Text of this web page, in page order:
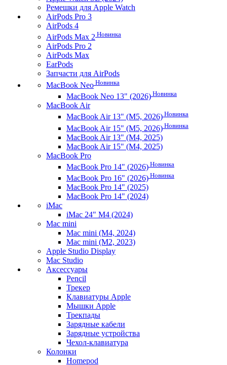
Ремешки для Apple Watch
AirPods Pro 3
AirPods 4
AirPods Max 2 Новинка
AirPods Pro 2
AirPods Max
EarPods
Запчасти для AirPods
MacBook Neo Новинка
MacBook Neo 13" (2026) Новинка
MacBook Air
MacBook Air 13" (M5, 2026) Новинка
MacBook Air 15" (M5, 2026) Новинка
MacBook Air 13" (M4, 2025)
MacBook Air 15" (M4, 2025)
MacBook Pro
MacBook Pro 14" (2026) Новинка
MacBook Pro 16" (2026) Новинка
MacBook Pro 14" (2025)
MacBook Pro 14" (2024)
iMac
iMac 24" M4 (2024)
Mac mini
Mac mini (M4, 2024)
Mac mini (M2, 2023)
Apple Studio Display
Mac Studio
Аксессуары
Pencil
Трекер
Клавиатуры Apple
Мышки Apple
Трекпады
Зарядные кабели
Зарядные устройства
Чехол-клавиатура
Колонки
Homepod